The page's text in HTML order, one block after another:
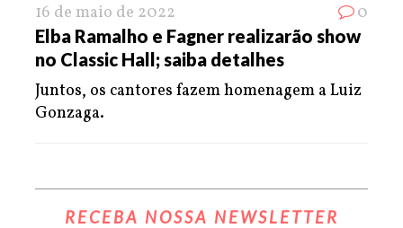
16 de maio de 2022 0
Elba Ramalho e Fagner realizarão show
no Classic Hall; saiba detalhes
Juntos, os cantores fazem homenagem a Luiz
Gonzaga.
RECEBA NOSSA NEWSLETTER